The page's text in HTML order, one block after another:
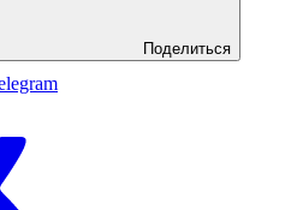
Поделиться